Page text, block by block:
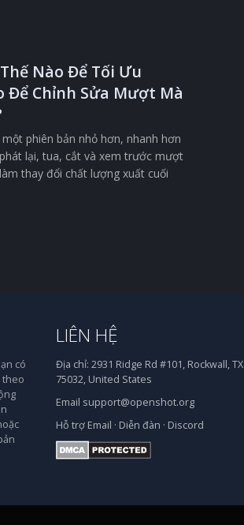
Nào Để Tối Ưu
Để Chỉnh Sửa Mượt Mà
phiên bản nhỏ hơn, nhanh hơn
lại, tua, cắt và xem trước mượt
thay đổi chất lượng xuất cuối
có
theo
LIÊN HỆ
Địa chỉ: 2931 Ridge Rd #101, Rockwall, TX
75032, United States
Email support@openshot.org
Hỗ trợ Email · Diễn đàn · Discord